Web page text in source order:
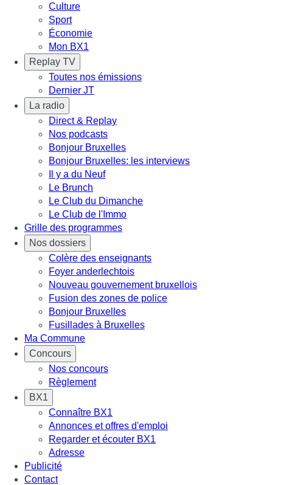
Culture
Sport
Économie
Mon BX1
Replay TV
Toutes nos émissions
Dernier JT
La radio
Direct & Replay
Nos podcasts
Bonjour Bruxelles
Bonjour Bruxelles: les interviews
Il y a du Neuf
Le Brunch
Le Club du Dimanche
Le Club de l'Immo
Grille des programmes
Nos dossiers
Colère des enseignants
Foyer anderlechtois
Nouveau gouvernement bruxellois
Fusion des zones de police
Bonjour Bruxelles
Fusillades à Bruxelles
Ma Commune
Concours
Nos concours
Règlement
BX1
Connaître BX1
Annonces et offres d'emploi
Regarder et écouter BX1
Adresse
Publicité
Contact